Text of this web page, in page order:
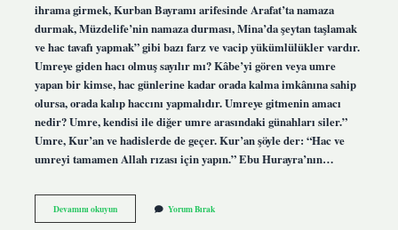
ihrama girmek, Kurban Bayramı arifesinde Arafat’ta namaza
durmak, Müzdelife’nin namaza durması, Mina’da şeytan taşlamak
ve hac tavafı yapmak” gibi bazı farz ve vacip yükümlülükler vardır.
Umreye giden hacı olmuş sayılır mı? Kâbe’yi gören veya umre
yapan bir kimse, hac günlerine kadar orada kalma imkânına sahip
olursa, orada kalıp haccını yapmalıdır. Umreye gitmenin amacı
nedir? Umre, kendisi ile diğer umre arasındaki günahları siler.”
Umre, Kur’an ve hadislerde de geçer. Kur’an şöyle der: “Hac ve
umreyi tamamen Allah rızası için yapın.” Ebu Hurayra’nın…
Devamını okuyunUmre
Ile
Yorum Bırak